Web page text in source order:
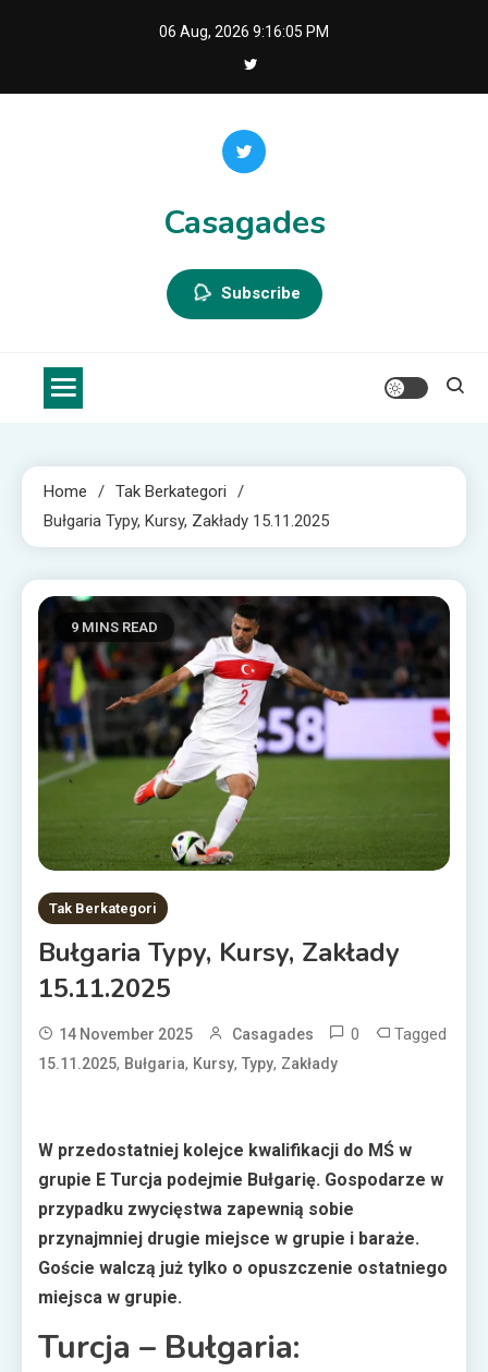
06 Aug, 2026 9:16:06 PM
Casagades
Subscribe
Home
Tak Berkategori
Bułgaria Typy, Kursy, Zakłady 15.11.2025
9 MINS READ
Tak Berkategori
Bułgaria Typy, Kursy, Zakłady
15.11.2025
14 November 2025 Casagades 0 Tagged
15.11.2025, Bułgaria, Kursy, Typy, Zakłady
W przedostatniej kolejce kwalifikacji do MŚ w
grupie E Turcja podejmie Bułgarię. Gospodarze w
przypadku zwycięstwa zapewnią sobie
przynajmniej drugie miejsce w grupie i baraże.
Goście walczą już tylko o opuszczenie ostatniego
miejsca w grupie.
Turcja – Bułgaria: